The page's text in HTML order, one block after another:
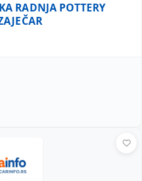
RADNJA POTTERY